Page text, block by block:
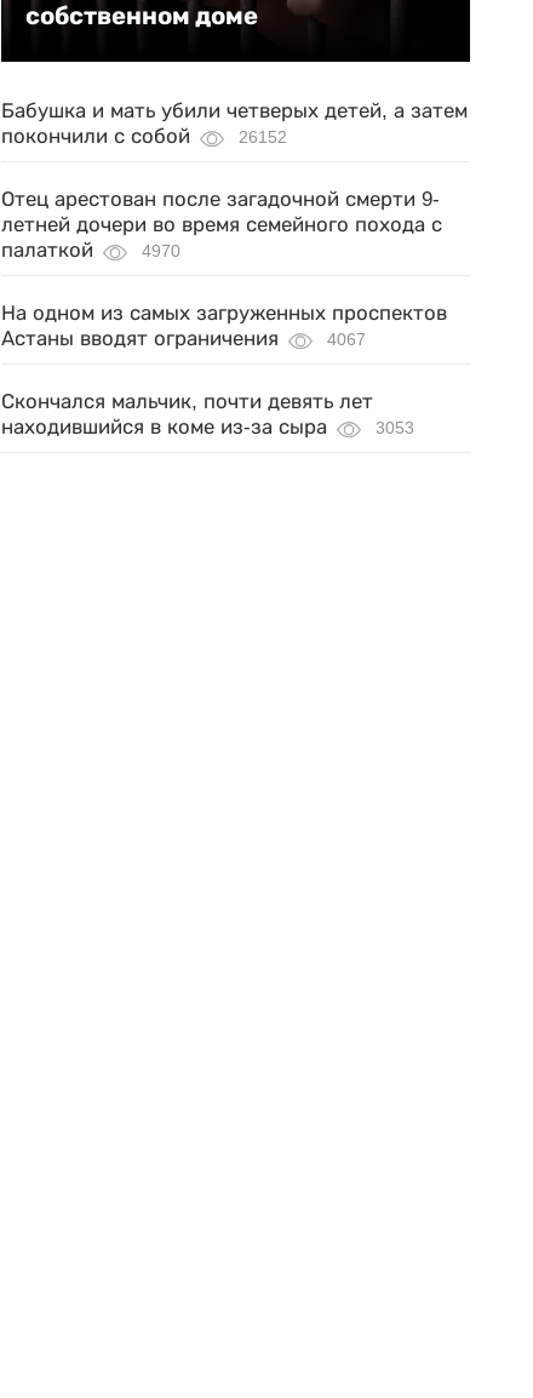
собственном доме
Бабушка и мать убили четверых детей, а затем
покончили с собой
26152
Отец арестован после загадочной смерти 9-
летней дочери во время семейного похода с
палаткой
4970
На одном из самых загруженных проспектов
Астаны вводят ограничения
4067
Скончался мальчик, почти девять лет
находившийся в коме из-за сыра
3053